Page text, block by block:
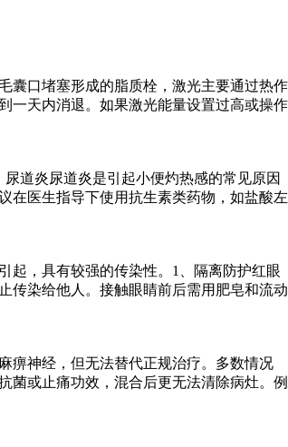
囊口堵塞形成的脂质栓，激光主要通过热作
一天内消退。如果激光能量设置过高或操作
道炎尿道炎是引起小便灼热感的常见原因
在医生指导下使用抗生素类药物，如盐酸左
起，具有较强的传染性。1、隔离防护红眼
传染给他人。接触眼睛前后需用肥皂和流动
痹神经，但无法替代正规治疗。多数情况
菌或止痛功效，混合后更无法清除病灶。例